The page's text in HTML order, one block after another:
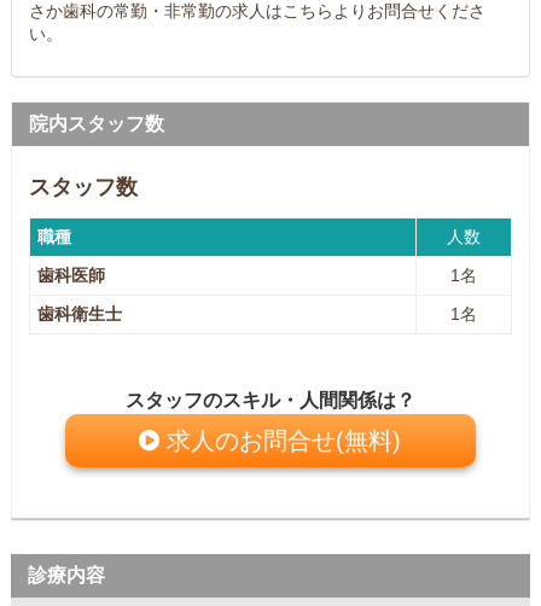
さか歯科の常勤・非常勤の求人はこちらよりお問合せくださ
い。
院内スタッフ数
スタッフ数
職種
人数
歯科医師
1名
歯科衛生士
1名
スタッフのスキル・人間関係は？
求人のお問合せ(無料)
診療内容